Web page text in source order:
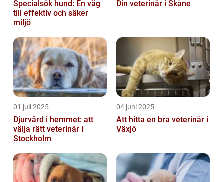
Specialsök hund: En väg
till effektiv och säker
miljö
Din veterinär i Skåne
01 juli 2025
Djurvård i hemmet: att
välja rätt veterinär i
Stockholm
04 juni 2025
Att hitta en bra veterinär i
Växjö